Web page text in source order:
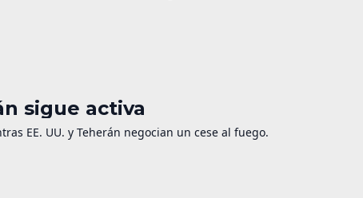
sigue activa
EE. UU. y Teherán negocian un cese al fuego.